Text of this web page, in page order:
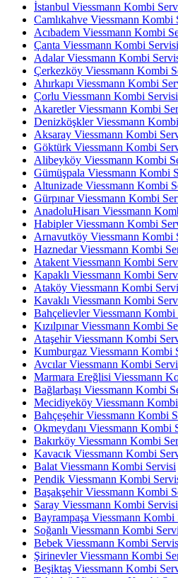
İstanbul Viessmann Kombi
Camlıkahve Viessmann Kombi
Acıbadem Viessmann Kombi
Çanta Viessmann Kombi Servisi
Adalar Viessmann Kombi
Çerkezköy Viessmann Kombi
Ahırkapı Viessmann Kombi
Çorlu Viessmann Kombi Servisi
Akaretler Viessmann Kombi
Denizköşkler Viessmann
Aksaray Viessmann Kombi
Göktürk Viessmann Kombi
Alibeyköy Viessmann Kombi
Gümüşpala Viessmann Kombi
Altunizade Viessmann Kombi
Gürpınar Viessmann Kombi
AnadoluHisarı Viessmann
Habipler Viessmann Kombi
Arnavutköy Viessmann Kombi
Haznedar Viessmann Kombi
Atakent Viessmann Kombi
Kapaklı Viessmann Kombi
Ataköy Viessmann Kombi
Kavaklı Viessmann Kombi
Bahçelievler Viessmann Kombi
Kızılpınar Viessmann Kombi
Ataşehir Viessmann Kombi
Kumburgaz Viessmann Kombi
Avcılar Viessmann Kombi
Marmara Ereğlisi Viessmann
Bağlarbaşı Viessmann Kombi
Mecidiyeköy Viessmann
Bahçeşehir Viessmann Kombi
Okmeydanı Viessmann Kombi
Bakırköy Viessmann Kombi
Kavacık Viessmann Kombi
Balat Viessmann Kombi Servisi
Pendik Viessmann Kombi
Başakşehir Viessmann Kombi
Saray Viessmann Kombi Servisi
Bayrampaşa Viessmann Kombi
Soğanlı Viessmann Kombi
Bebek Viessmann Kombi
Şirinevler Viessmann Kombi
Beşiktaş Viessmann Kombi